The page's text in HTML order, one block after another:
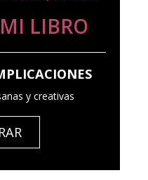
LIBRO
y creativas